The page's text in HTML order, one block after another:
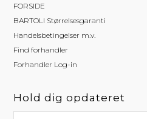
FORSIDE
BARTOLI Størrelsesgaranti
Handelsbetingelser m.v.
Find forhandler
Forhandler Log-in
Hold dig opdateret